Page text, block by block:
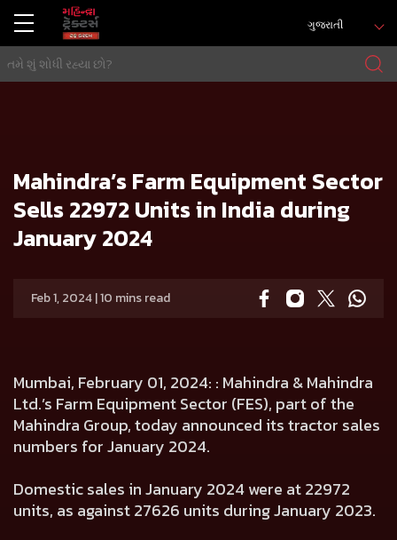
ગુજરાતી
Mahindra’s Farm Equipment Sector
Sells 22972 Units in India during
January 2024
Feb 1, 2024 | 10 mins read
Mumbai, February 01, 2024: : Mahindra & Mahindra
Ltd.’s Farm Equipment Sector (FES), part of the
Mahindra Group, today announced its tractor sales
numbers for January 2024.
Domestic sales in January 2024 were at22972
units, as against27626 units during January 2023.